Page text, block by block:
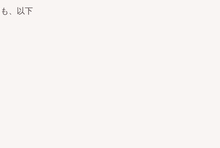
、以下